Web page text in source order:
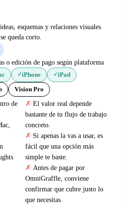
esquemas y relaciones visuales
queda corto.
o edición de pago según plataforma
✓iPhone ✓iPad
Vision Pro
de
El valor real depende
bastante de tu flujo de trabajo
concreto.
Si apenas la vas a usar, es
fácil que una opción más
simple te baste.
Antes de pagar por
OmniGraffle, conviene
confirmar que cubre justo lo
que necesitas.